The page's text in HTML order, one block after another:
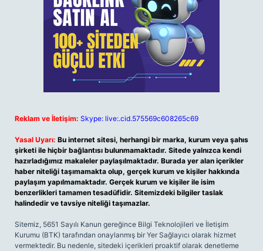
Reklam ve İletişim: Skype: live:.cid.575569c608265c69
Yasal Uyarı: Bu internet sitesi, herhangi bir marka, kurum veya şahıs
şirketi ile hiçbir bağlantısı bulunmamaktadır. Sitede yalnızca kendi
hazırladığımız makaleler paylaşılmaktadır. Burada yer alan içerikler
haber niteliği taşımamakta olup, gerçek kurum ve kişiler hakkında
paylaşım yapılmamaktadır. Gerçek kurum ve kişiler ile isim
benzerlikleri tamamen tesadüfidir. Sitemizdeki bilgiler taslak
halindedir ve tavsiye niteliği taşımazlar.
Sitemiz, 5651 Sayılı Kanun gereğince Bilgi Teknolojileri ve İletişim
Kurumu (BTK) tarafından onaylanmış bir Yer Sağlayıcı olarak hizmet
vermektedir. Bu nedenle, sitedeki içerikleri proaktif olarak denetleme